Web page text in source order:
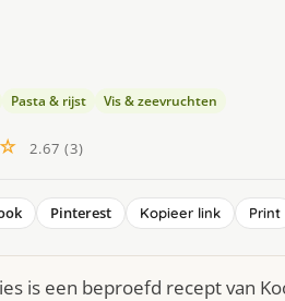
Pasta & rijst Vis & zeevruchten
2.67 (3)
Pinterest Kopieer link Print
is een beproefd recept van